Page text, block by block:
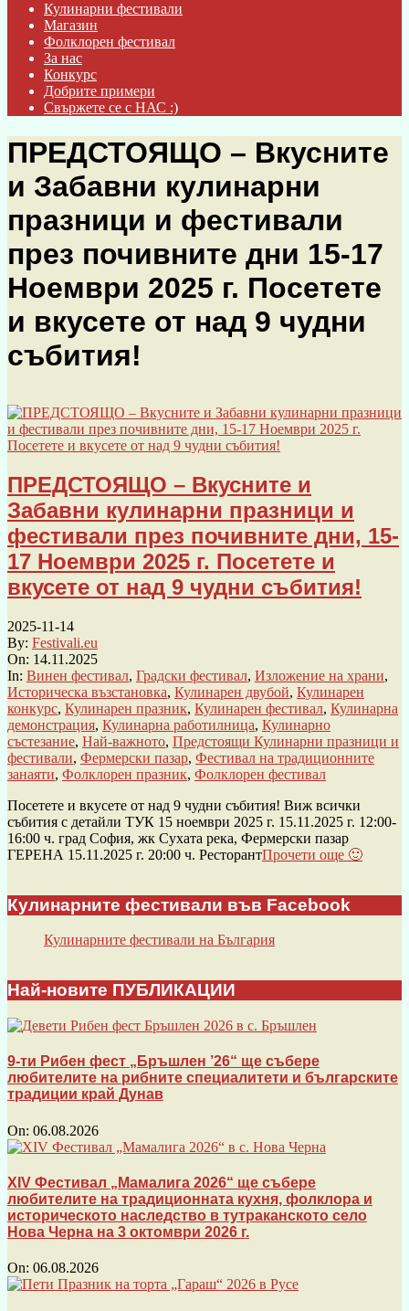
Кулинарни фестивали
Магазин
Фолклорен фестивал
За нас
Конкурс
Добрите примери
Свържете се с НАС :)
ПРЕДСТОЯЩО – Вкусните
и Забавни кулинарни
празници и фестивали
през почивните дни 15-17
Ноември 2025 г. Посетете
и вкусете от над 9 чудни
събития!
ПРЕДСТОЯЩО – Вкусните и
Забавни кулинарни празници и
фестивали през почивните дни, 15-
17 Ноември 2025 г. Посетете и
вкусете от над 9 чудни събития!
2025-11-14
By: Festivali.eu
On: 14.11.2025
In: Винен фестивал, Градски фестивал, Изложение на храни,
Историческа възстановка, Кулинарен двубой, Кулинарен
конкурс, Кулинарен празник, Кулинарен фестивал, Кулинарна
демонстрация, Кулинарна работилница, Кулинарно
състезание, Най-важното, Предстоящи Кулинарни празници и
фестивали, Фермерски пазар, Фестивал на традиционните
занаяти, Фолклорен празник, Фолклорен фестивал
Посетете и вкусете от над 9 чудни събития! Виж всички
събития с детайли ТУК 15 ноември 2025 г. 15.11.2025 г. 12:00-
16:00 ч. град София, жк Сухата река, Фермерски пазар
ГЕРЕНА 15.11.2025 г. 20:00 ч. РесторантПрочети още 🙂
Кулинарните фестивали във Facebook
Кулинарните фестивали на България
Най-новите ПУБЛИКАЦИИ
9-ти Рибен фест „Бръшлен ’26“ ще събере
любителите на рибните специалитети и българските
традиции край Дунав
On: 06.08.2026
XIV Фестивал „Мамалига 2026“ ще събере
любителите на традиционната кухня, фолклора и
историческото наследство в тутраканското село
Нова Черна на 3 октомври 2026 г.
On: 06.08.2026